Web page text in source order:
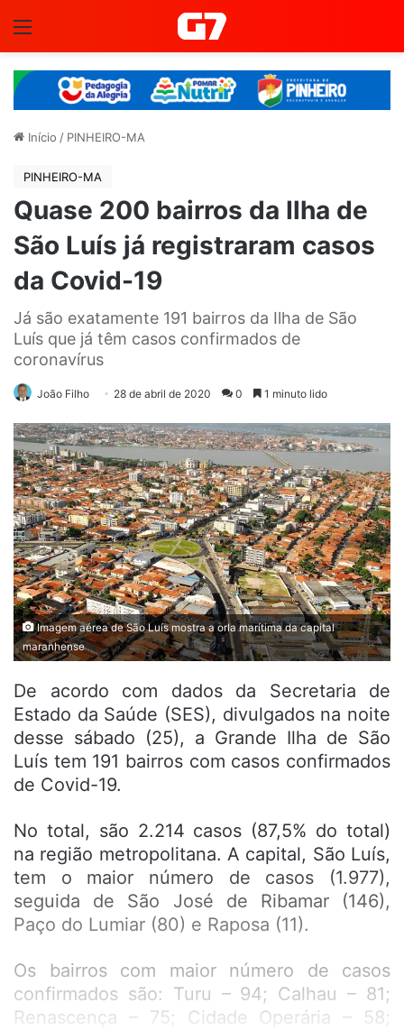
Início / PINHEIRO-MA
PINHEIRO-MA
Quase 200 bairros da Ilha de
São Luís já registraram casos
da Covid-19
Já são exatamente 191 bairros da Ilha de São
Luís que já têm casos confirmados de
coronavírus
João Filho 28 de abril de 2020 0 1 minuto lido
Imagem aérea de São Luís mostra a orla marítima da capital
maranhense
De acordo com dados da Secretaria de
Estado da Saúde (SES), divulgados na noite
desse sábado (25), a Grande Ilha de São
Luís tem 191 bairros com casos confirmados
de Covid-19.
No total, são 2.214 casos (87,5% do total)
na região metropolitana. A capital, São Luís,
tem o maior número de casos (1.977),
seguida de São José de Ribamar (146),
Paço do Lumiar (80) e Raposa (11).
Os bairros com maior número de casos
confirmados são: Turu – 94; Calhau – 81;
Renascença – 75; Cidade Operária – 58;